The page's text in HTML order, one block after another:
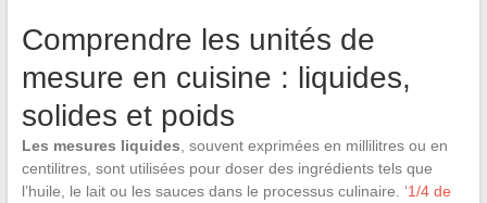
Comprendre les unités de
mesure en cuisine : liquides,
solides et poids
Les mesures liquides , souvent exprimées en millilitres ou en
centilitres, sont utilisées pour doser des ingrédients tels que
l’huile, le lait ou les sauces dans le processus culinaire. ‘1/4 de